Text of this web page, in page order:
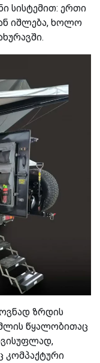
სისტემით: ერთი
იშლება, ხოლო
ზრდის
წყალობითაც
კომპაქტური